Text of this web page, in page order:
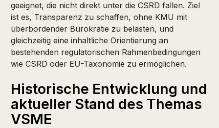
geeignet, die nicht direkt unter die CSRD fallen. Ziel
ist es, Transparenz zu schaffen, ohne KMU mit
überbordender Bürokratie zu belasten, und
gleichzeitig eine inhaltliche Orientierung an
bestehenden regulatorischen Rahmenbedingungen
wie CSRD oder EU-Taxonomie zu ermöglichen.
Historische Entwicklung und
aktueller Stand des Themas
VSME